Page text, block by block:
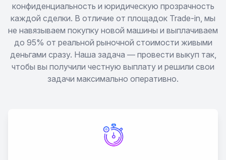
Leganza
Magnus
Matiz
конфиденциальность и юридическую прозрачность
каждой сделки. В отличие от площадок Trade-in, мы
не навязываем покупку новой машины и выплачиваем
до 95% от реальной рыночной стоимости живыми
деньгами сразу. Наша задача — провести выкуп так,
чтобы вы получили честную выплату и решили свои
задачи максимально оперативно.